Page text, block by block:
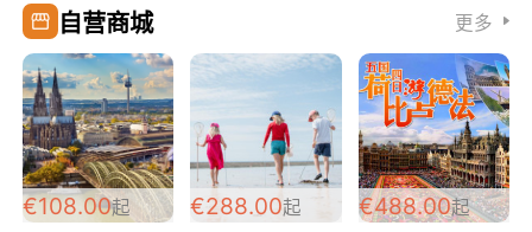
自营商城 更多
€108.00起 €288.00起 €488.00起